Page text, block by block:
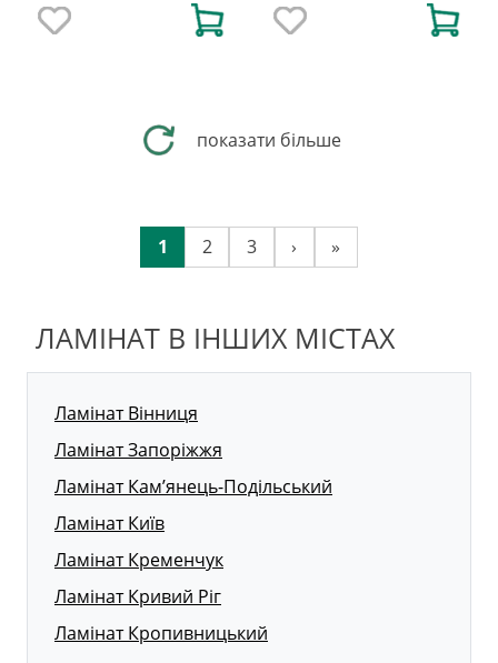
показати більше
1 2 3 › »
ЛАМІНАТ В ІНШИХ МІСТАХ
Ламінат Вінниця
Ламінат Запоріжжя
Ламінат Кам’янець-Подільський
Ламінат Київ
Ламінат Кременчук
Ламінат Кривий Ріг
Ламінат Кропивницький